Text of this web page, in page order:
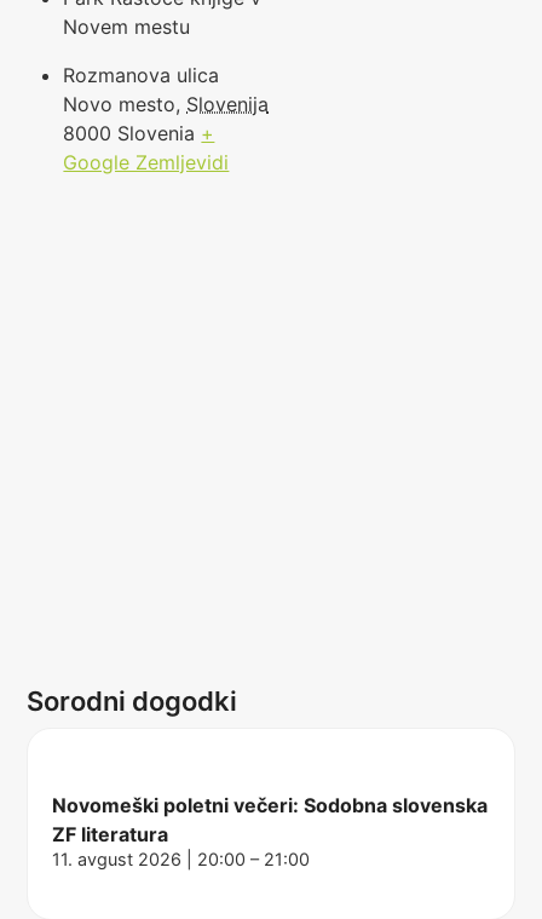
Novem mestu
Rozmanova ulica
Novo mesto, Slovenija
8000 Slovenia +
Google Zemljevidi
Sorodni dogodki
Novomeški poletni večeri: Sodobna slovenska
ZF literatura
11. avgust 2026 | 20:00 – 21:00